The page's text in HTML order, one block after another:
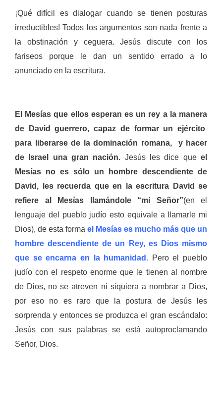
¡Qué difícil es dialogar cuando se tienen posturas
irreductibles! Todos los argumentos son nada frente a
la obstinación y ceguera. Jesús discute con los
fariseos porque le dan un sentido errado a lo
anunciado en la escritura.
El Mesías que ellos esperan es un rey a la manera
de David guerrero, capaz de formar un ejército
para liberarse de la dominación romana, y hacer
de Israel una gran nación. Jesús les dice queel
Mesías no es sólo un hombre descendiente de
David, les recuerda que en la escritura David se
refiere al Mesías llamándole “mi Señor”(en el
lenguaje del pueblo judío esto equivale a llamarle mi
Dios), de esta forma el Mesías es mucho más que un
hombre descendiente de un Rey, es Dios mismo
que se encarna en la humanidad. Pero el pueblo
judío con el respeto enorme que le tienen al nombre
de Dios, no se atreven ni siquiera a nombrar a Dios,
por eso no es raro que la postura de Jesús les
sorprenda y entonces se produzca el gran escándalo:
Jesús con sus palabras se está autoproclamando
Señor, Dios.